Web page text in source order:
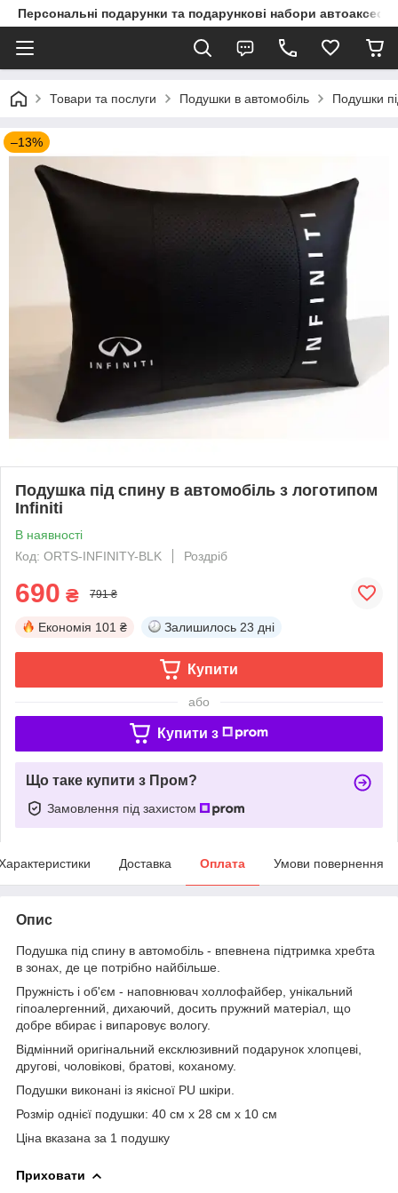
Персональні подарунки та подарункові набори
Товари та послуги Подушки в автомобіль Подушки
–13%
Подушка під спину в автомобіль з логотипом
Infiniti
В наявності
Код: ORTS-INFINITY-BLK
Роздріб
690 ₴ 791 ₴
Економія 101 ₴ Залишилось 23 дні
Купити
або
Купити з
Що таке купити з Пром?
Замовлення під захистом
Доставка Оплата Умови повернення
Опис
Подушка під спину в автомобіль - впевнена підтримка хребта
в зонах, де це потрібно найбільше.
Пружність і об'єм - наповнювач холлофайбер, унікальний
гіпоалергенний, дихаючий, досить пружний матеріал, що
добре вбирає і випаровує вологу.
Відмінний оригінальний ексклюзивний подарунок хлопцеві,
другові, чоловікові, братові, коханому.
Подушки виконані із якісної PU шкіри.
Розмір однієї подушки: 40 см х 28 см х 10 см
Ціна вказана за 1 подушку
Приховати